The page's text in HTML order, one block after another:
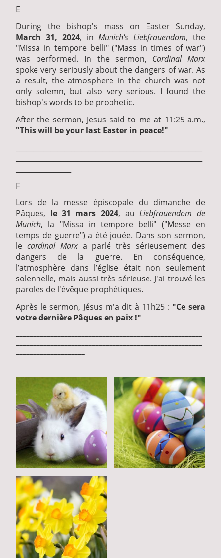
E
During the bishop's mass on Easter Sunday,
March 31, 2024, inMunich's Liebfrauendom, the
"Missa in tempore belli" ("Mass in times of war")
was performed. In the sermon, Cardinal Marx
spoke very seriously about the dangers of war. As
a result, the atmosphere in the church was not
only solemn, but also very serious. I found the
bishop's words to be prophetic.
After the sermon, Jesus said to me at 11:25 a.m.,
"This will be your last Easter in peace!"
F
Lors de la messe épiscopale du dimanche de
Pâques, le 31 mars 2024, auLiebfrauendom de
Munich, la "Missa in tempore belli" ("Messe en
temps de guerre") a été jouée. Dans son sermon,
le cardinal Marxa parlé très sérieusement des
dangers de la guerre. En conséquence,
l’atmosphère dans l’église était non seulement
solennelle, mais aussi très sérieuse. J'ai trouvé les
paroles de l'évêque prophétiques.
Après le sermon, Jésus m'a dit à 11h25 : "Ce sera
votre dernière Pâques en paix !"